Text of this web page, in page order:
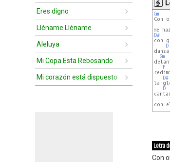
Eres digno
Lléname Lléname
Aleluya
Mi Copa Esta Rebosando
Mi corazón está dispuesto
Gm
D#
D
Gm
F
D#
la
D
con
Letra
Con